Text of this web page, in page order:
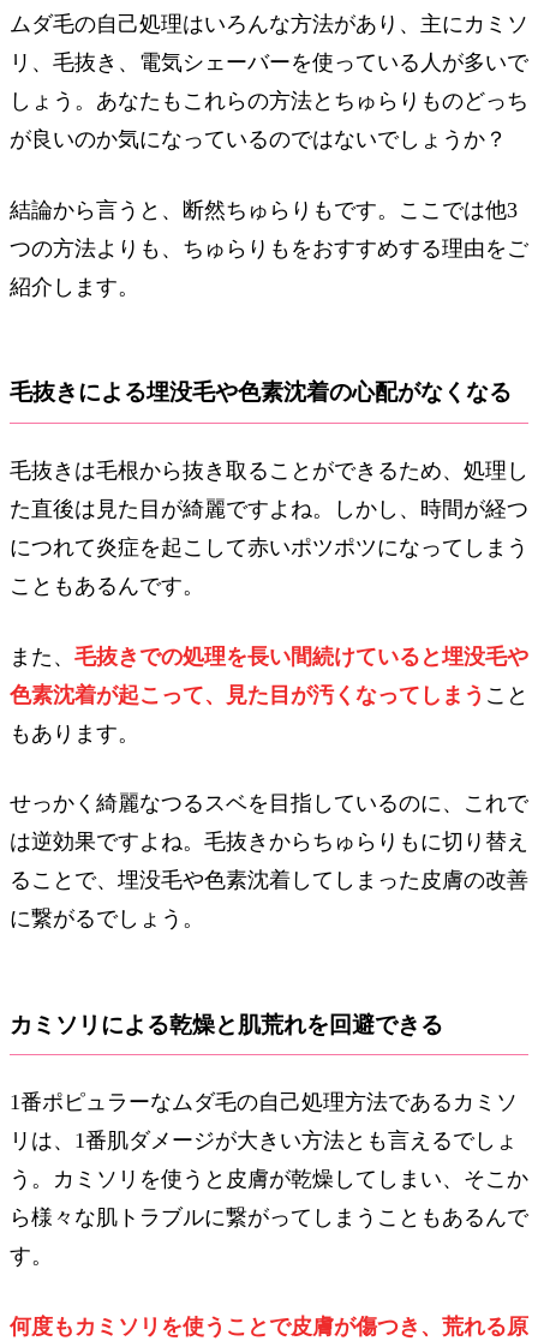
ムダ毛の自己処理はいろんな方法があり、主にカミソ
リ、毛抜き、電気シェーバーを使っている人が多いで
しょう。あなたもこれらの方法とちゅらりものどっち
が良いのか気になっているのではないでしょうか？
結論から言うと、断然ちゅらりもです。ここでは他3
つの方法よりも、ちゅらりもをおすすめする理由をご
紹介します。
毛抜きによる埋没毛や色素沈着の心配がなくなる
毛抜きは毛根から抜き取ることができるため、処理し
た直後は見た目が綺麗ですよね。しかし、時間が経つ
につれて炎症を起こして赤いポツポツになってしまう
こともあるんです。
また、 毛抜きでの処理を長い間続けていると埋没毛や
色素沈着が起こって、見た目が汚くなってしまう こと
もあります。
せっかく綺麗なつるスベを目指しているのに、これで
は逆効果ですよね。毛抜きからちゅらりもに切り替え
ることで、埋没毛や色素沈着してしまった皮膚の改善
に繋がるでしょう。
カミソリによる乾燥と肌荒れを回避できる
1番ポピュラーなムダ毛の自己処理方法であるカミソ
リは、1番肌ダメージが大きい方法とも言えるでしょ
う。カミソリを使うと皮膚が乾燥してしまい、そこか
ら様々な肌トラブルに繋がってしまうこともあるんで
す。
何度もカミソリを使うことで皮膚が傷つき、荒れる原